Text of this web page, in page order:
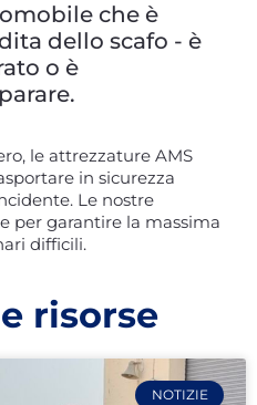
che è
dello scafo - è
o è
le attrezzature AMS
in sicurezza
Le nostre
per garantire la massima
difficili.
risorse
NOTIZIE